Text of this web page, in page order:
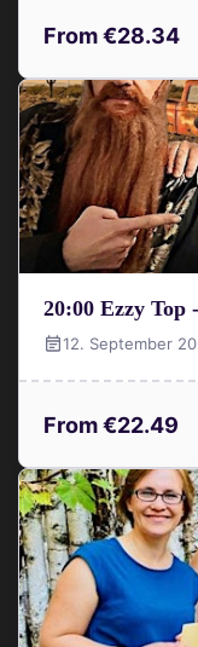
From €28.34
20:00 Ezzy
12. September
From €22.49